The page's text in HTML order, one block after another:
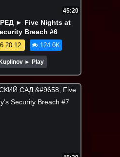
45:20
► Five Nights at
Breach #6
20:12 124.0K
Kuplinov ► Play